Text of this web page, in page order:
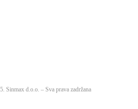
Sinmax d.o.o. – Sva prava zadržana